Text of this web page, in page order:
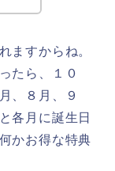
ますからね。
たら、１０
、８月、９
各月に誕生日
かお得な特典